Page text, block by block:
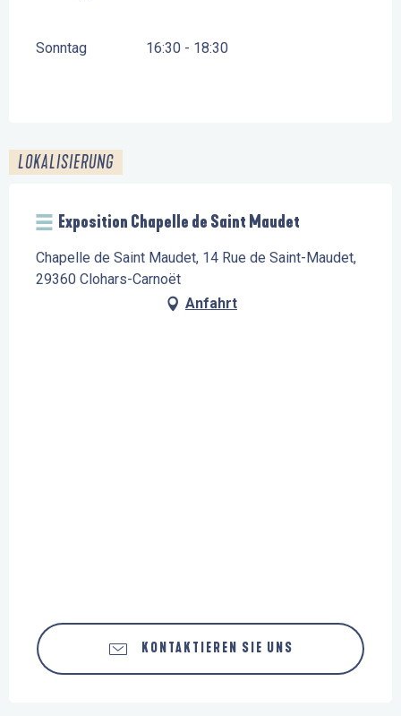
Sonntag 16:30 - 18:30
LOKALISIERUNG
Exposition Chapelle de Saint Maudet
Chapelle de Saint Maudet, 14 Rue de Saint-Maudet,
29360 Clohars-Carnoët
Anfahrt
KONTAKTIEREN SIE UNS